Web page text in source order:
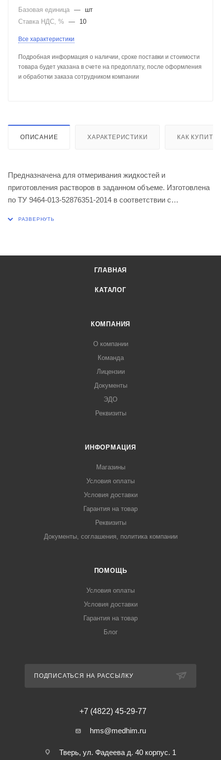
Базовая единица —
шт
Ставка НДС, %
— 10
Все характеристики
Подробная информация о наличии, сроке поставки и стоимости
товара будет указана в счете на предоплату, после оформления
и обработки заказа сотрудником компании
ОПИСАНИЕ ХАРАКТЕРИСТИКИ КАК КУПИТЬ
Предназначена для отмеривания жидкостей и
приготовления растворов в заданном объеме. Изготовлена
по ТУ 9464-013-52876351-2014 в соответствии с
Обозначение конуса пробки 29/32
ГЛАВНАЯ
КАТАЛОГ
КОМПАНИЯ
О компании
Команда
Лицензии
Документы
ЭДО
Реквизиты
ИНФОРМАЦИЯ
Магазины
Условия оплаты
Условия доставки
Гарантия на товар
Реквизиты
Документы, соглашения, политика компании
ПОМОЩЬ
Условия оплаты
Условия доставки
Гарантия на товар
Блог
ПОДПИСАТЬСЯ НА РАССЫЛКУ
+7 (4822) 45-29-77
hms@medhim.ru
Тверь, ул. Фадеева д. 40 корпус. 1